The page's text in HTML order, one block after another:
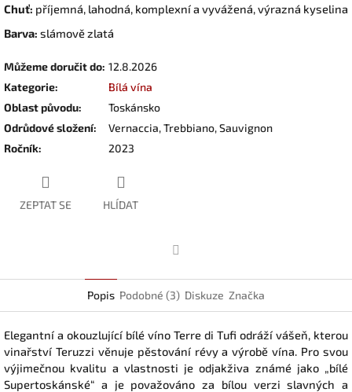
Chuť: příjemná, lahodná, komplexní a vyvážená, výrazná kyselina
Barva: slámově zlatá
Můžeme doručit do: 12.8.2026
Kategorie:
Bílá vína
Oblast původu:
Toskánsko
Odrůdové složení:
Vernaccia, Trebbiano, Sauvignon
Ročník: 2023
ZEPTAT SE HLÍDAT
Popis Podobné (3) Diskuze Značka
Elegantní a okouzlující bílé víno Terre di Tufi odráží vášeň, kterou
vinařství Teruzzi věnuje pěstování révy a výrobě vína. Pro svou
výjimečnou kvalitu a vlastnosti je odjakživa známé jako „bílé
Supertoskánské“ a je považováno za bílou verzi slavných a